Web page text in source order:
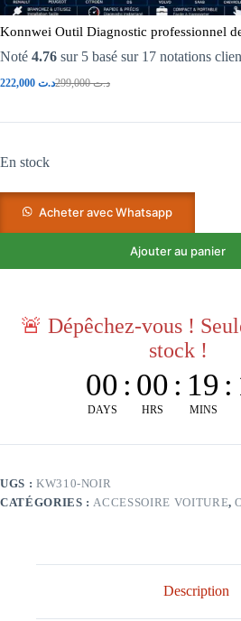
Konnwei Outil Diagnostic professionnel
Noté 4.76 sur 5 basé sur 17 notations
د.ت299,000 د.ت
En stock
Acheter avec Whatsapp
Ajouter au panier
🚨 Dépêchez-vous !
stock !
00
DAYS
: 00
HRS
: 19
MINS
:
UGS : KW310-NOIR
CATÉGORIES : ACCESSOIRE VOITURE,
Description